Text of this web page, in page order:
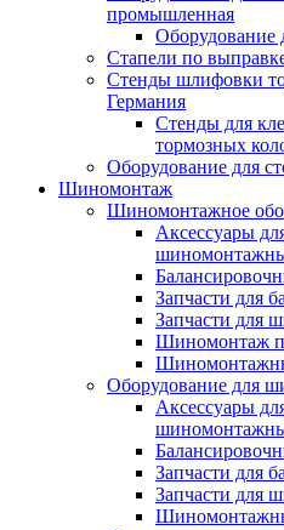
промышленная
Оборудование
Стапели по
Стенды шлифовки
Германия
Стенды для
тормозных
Оборудование для
Шиномонтаж
Шиномонтажное
Аксессуары
Запчасти для
Запчасти для
Шиномонтаж
Оборудование для
Аксессуары
Запчасти для
Запчасти для